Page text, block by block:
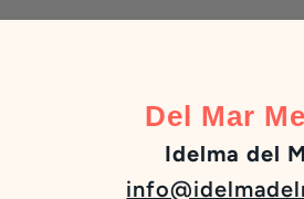
Del Mar
Idelma del